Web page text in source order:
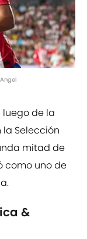
luego de la
Selección
mitad de
como uno de
&